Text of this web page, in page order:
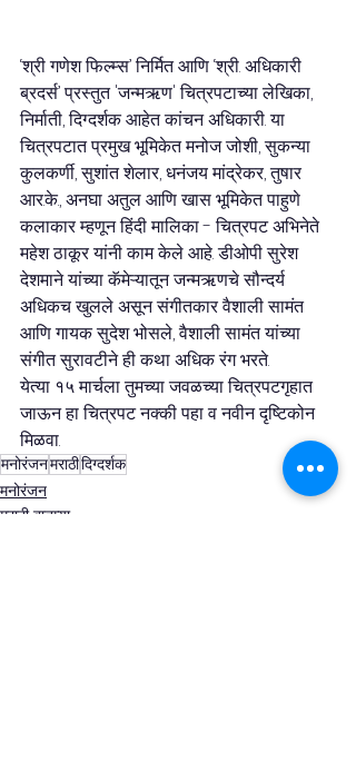
‘श्री गणेश फिल्म्स’ निर्मित आणि ‘श्री. अधिकारी
ब्रदर्स’ प्रस्तुत 'जन्मऋण' चित्रपटाच्या लेखिका,
निर्माती, दिग्दर्शक आहेत कांचन अधिकारी. या
चित्रपटात प्रमुख भूमिकेत मनोज जोशी, सुकन्या
कुलकर्णी, सुशांत शेलार, धनंजय मांद्रेकर, तुषार
आर.के., अनघा अतुल आणि खास भूमिकेत पाहुणे
कलाकार म्हणून हिंदी मालिका - चित्रपट अभिनेते
महेश ठाकूर यांनी काम केले आहे. डीओपी सुरेश
देशमाने यांच्या कॅमेऱ्यातून जन्मऋणचे सौन्दर्य
अधिकच खुलले असून संगीतकार वैशाली सामंत
आणि गायक सुदेश भोसले, वैशाली सामंत यांच्या
संगीत सुरावटीने ही कथा अधिक रंग भरते.
येत्या १५ मार्चला तुमच्या जवळच्या चित्रपटगृहात
जाऊन हा चित्रपट नक्की पहा व नवीन दृष्टिकोन
मिळवा.
मनोरंजनमराठीदिग्दर्शक
मनोरंजन
मराठी बातम्या